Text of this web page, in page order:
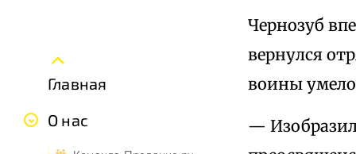
Главная
О нас
Чернозуб
вернулся
воины
—